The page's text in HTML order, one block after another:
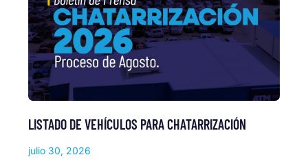
LISTADO DE VEHÍCULOS PARA CHATARRIZACIÓN
julio 30, 2026